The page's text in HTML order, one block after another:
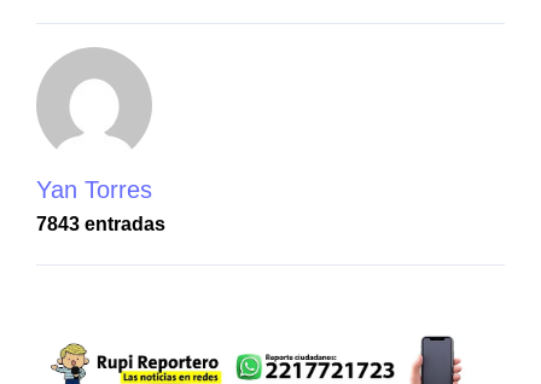
Yan Torres
7843 entradas